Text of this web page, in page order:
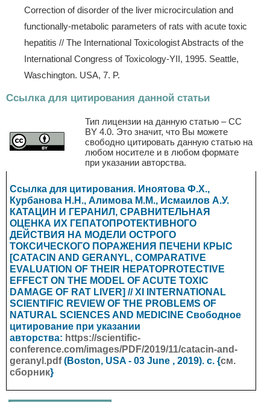
Correction of disorder of the liver microcirculation and
functionally-metabolic parameters of rats with acute toxic
hepatitis // The International Toxicologist Abstracts of the
International Congress of Toxicology-YII, 1995. Seattle,
Waschington. USA, 7. P.
Ссылка для цитирования данной статьи
Тип лицензии на данную статью – CC
BY 4.0. Это значит, что Вы можете
свободно цитировать данную статью на
любом носителе и в любом формате
при указании авторства.
Ссылка для цитирования. Иноятова Ф.Х.,
Курбанова Н.Н., Алимова М.М., Исмаилов А.У.
КАТАЦИН И ГЕРАНИЛ, СРАВНИТЕЛЬНАЯ
ОЦЕНКА ИХ ГЕПАТОПРОТЕКТИВНОГО
ДЕЙСТВИЯ НА МОДЕЛИ ОСТРОГО
ТОКСИЧЕСКОГО ПОРАЖЕНИЯ ПЕЧЕНИ КРЫС
[CATACIN AND GERANYL, COMPARATIVE
EVALUATION OF THEIR HEPATOPROTECTIVE
EFFECT ON THE MODEL OF ACUTE TOXIC
DAMAGE OF RAT LIVER] // XI INTERNATIONAL
SCIENTIFIC REVIEW OF THE PROBLEMS OF
NATURAL SCIENCES AND MEDICINE Свободное
цитирование при указании
авторства: https://scientific-
conference.com/images/PDF/2019/11/catacin-and-
geranyl.pdf (Boston, USA - 03 June , 2019). с. {см.
сборник}